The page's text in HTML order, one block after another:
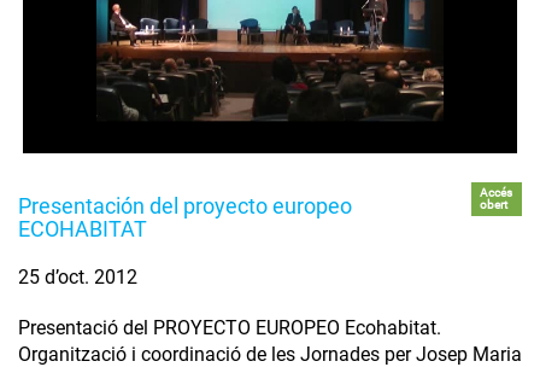
Presentación del proyecto europeo
ECOHABITAT
Accés
obert
25 d’oct. 2012
Presentació del PROYECTO EUROPEO Ecohabitat.
Organització i coordinació de les Jornades per Josep Maria